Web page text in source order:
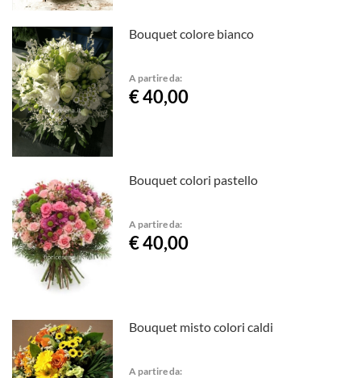
Bouquet colore bianco
A partire da:
€ 40,00
Bouquet colori pastello
A partire da:
€ 40,00
Bouquet misto colori caldi
A partire da: